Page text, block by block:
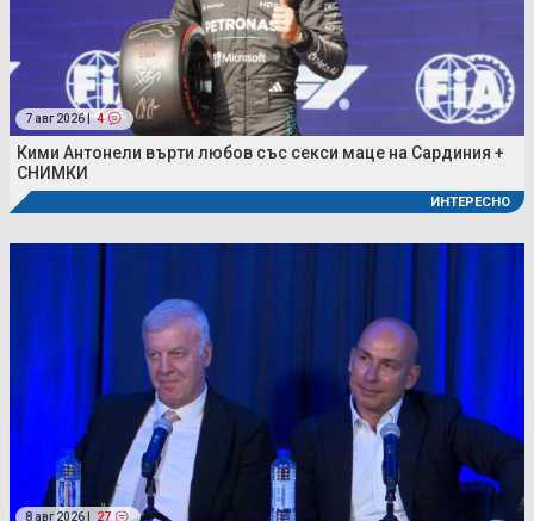
7 авг 2026 | 4
Кими Антонели върти любов със секси маце на Сардиния +
СНИМКИ
ИНТЕРЕСНО
8 авг 2026 | 27